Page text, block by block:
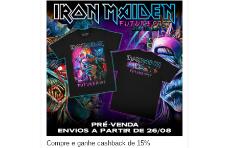
Compre e ganhe cashback de 15%